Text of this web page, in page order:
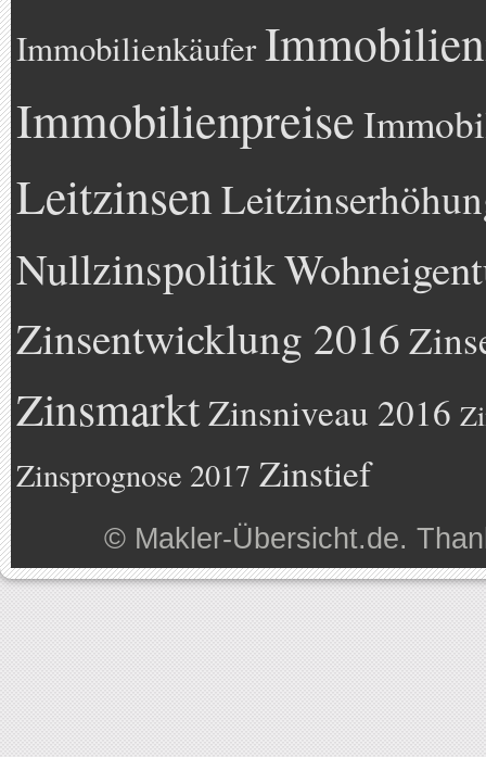
Immobilienkäufer
Immobilienpreise
Leitzinsen
Nullzinspolitik
Zinsentwicklung 2016
Zinsmarkt Zinsniveau 2016
Zinsprognose 2017 Zinstief
© Makler-Übersicht.de.